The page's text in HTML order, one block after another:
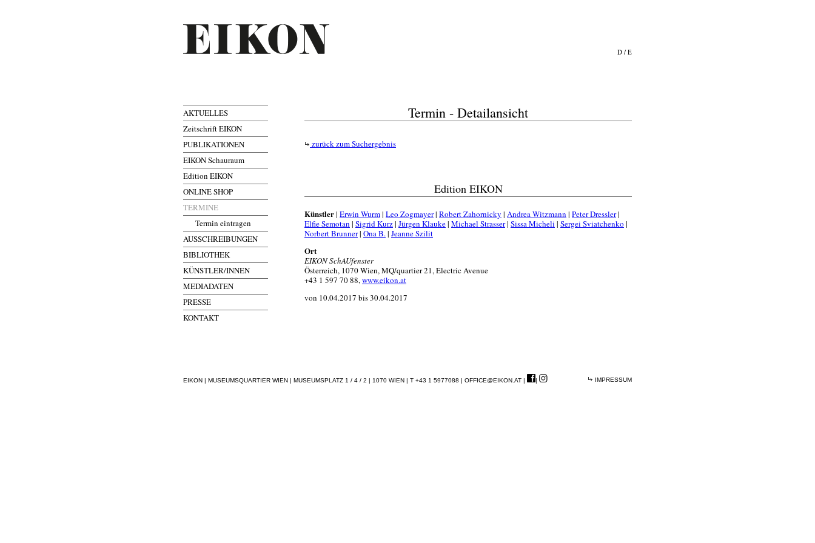
D / E
AKTUELLES
Zeitschrift EIKON
PUBLIKATIONEN
EIKON Schauraum
Edition EIKON
ONLINE SHOP
TERMINE
Termin eintragen
AUSSCHREIBUNGEN
BIBLIOTHEK
KÜNSTLER/INNEN
MEDIADATEN
PRESSE
KONTAKT
Termin - Detailansicht
zurück zum Suchergebnis
Edition EIKON
Künstler| Erwin Wurm| Leo Zogmayer| Robert Zahornicky | Andrea Witzmann | Peter Dressler|
Elfie Semotan | Sigrid Kurz| Jürgen Klauke| Michael Strasser| Sissa Micheli | Sergei Sviatchenko |
Norbert Brunner| Ona B.| Jeanne Szilit
Ort
EIKON SchAUfenster
Österreich, 1070 Wien, MQ/quartier 21, Electric Avenue
+43 1 597 70 88,www.eikon.at
von 10.04.2017 bis 30.04.2017
EIKON | MUSEUMSQUARTIER WIEN | MUSEUMSPLATZ 1 / 4 / 2 | 1070 WIEN | T +43 1 5977088 | OFFICE@EIKON.AT | | IMPRESSUM